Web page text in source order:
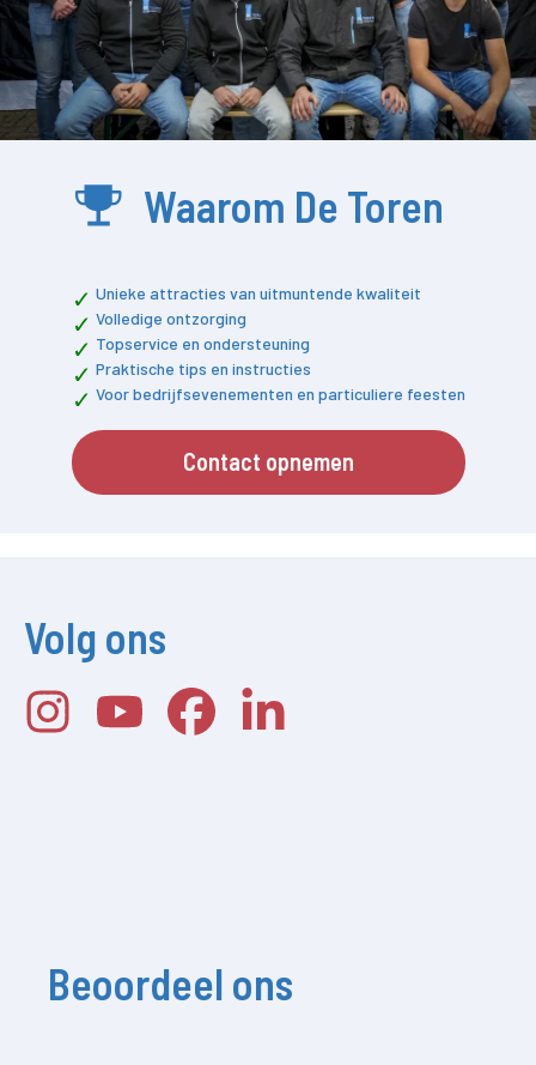
Waarom De Toren
Unieke attracties van uitmuntende kwaliteit
Volledige ontzorging
Topservice en ondersteuning
Praktische tips en instructies
Voor bedrijfsevenementen en particuliere feesten
Contact opnemen
Volg ons
Beoordeel ons